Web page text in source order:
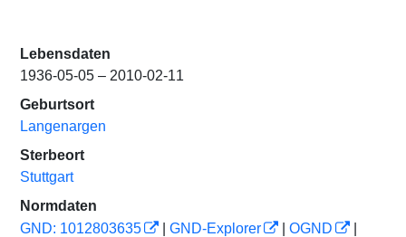
Lebensdaten
1936-05-05 – 2010-02-11
Geburtsort
Langenargen
Sterbeort
Stuttgart
Normdaten
GND: 1012803635
GND-Explorer OGND